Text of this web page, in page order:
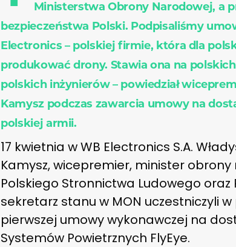
Ministerstwa Obrony Narodowej, a
bezpieczeństwa Polski. Podpisaliśmy
Electronics – polskiej firmie, która dla
produkować drony. Stawia ona na
polskich inżynierów – powiedział
Kamysz podczas zawarcia umowy na
polskiej armii.
17 kwietnia w WB Electronics S.A.
Kamysz, wicepremier, minister
Polskiego Stronnictwa Ludowego oraz
sekretarz stanu w MON uczestniczyli
pierwszej umowy wykonawczej na
Systemów Powietrznych FlyEye.